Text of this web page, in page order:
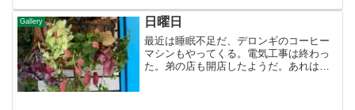
Gallery 日曜日
最近は睡眠不足だ、デロンギのコーヒー
マシンもやってくる。電気工事は終わっ
た。弟の店も開店したようだ。あれは趣